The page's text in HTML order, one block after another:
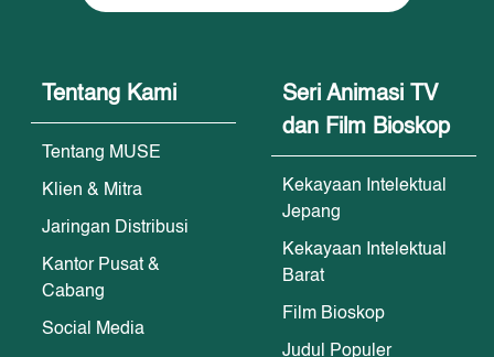
Tentang Kami
Tentang MUSE
Klien & Mitra
Jaringan Distribusi
Kantor Pusat &
Cabang
Social Media
Seri Animasi TV
dan Film Bioskop
Kekayaan Intelektual
Jepang
Kekayaan Intelektual
Barat
Film Bioskop
Judul Populer